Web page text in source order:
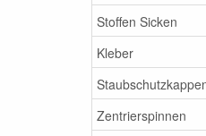
Stoffen Sicken
Kleber
Zentrierspinnen